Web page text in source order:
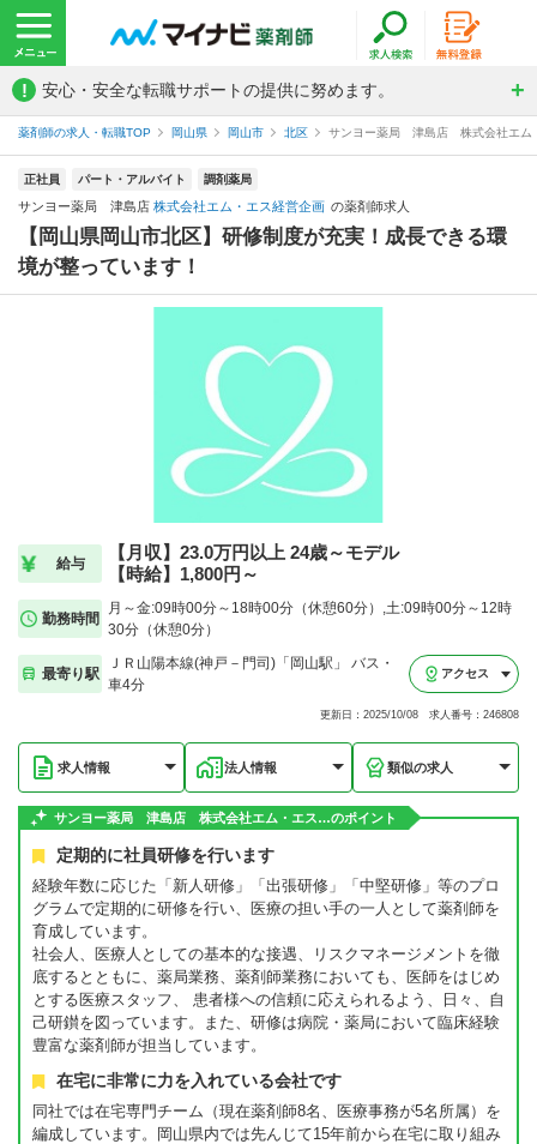
! 安心・安全な転職サポートの提供に努めます。
薬剤師の求人・転職TOP 岡山県 岡山市 北区 サンヨー薬局 津島店 株式会社エム
正社員 パート・アルバイト 調剤薬局
サンヨー薬局 津島店 株式会社エム・エス経営企画 の薬剤師求人
【岡山県岡山市北区】研修制度が充実！成長できる環
境が整っています！
給与
【月収】23.0万円以上 24歳～モデル
【時給】1,800円～
勤務時間
月～金:09時00分～18時00分（休憩60分）,土:09時00分～12時
30分（休憩0分）
最寄り駅
ＪＲ山陽本線(神戸－門司)「岡山駅」 バス・
車4分
アクセス
更新日：2025/10/08 求人番号：246808
求人情報 法人情報 類似の求人
サンヨー薬局 津島店 株式会社エム・エス…のポイント
定期的に社員研修を行います
経験年数に応じた「新人研修」「出張研修」「中堅研修」等のプロ
グラムで定期的に研修を行い、医療の担い手の一人として薬剤師を
育成しています。
社会人、医療人としての基本的な接遇、リスクマネージメントを徹
底するとともに、薬局業務、薬剤師業務においても、医師をはじめ
とする医療スタッフ、 患者様への信頼に応えられるよう、日々、自
己研鑚を図っています。また、研修は病院・薬局において臨床経験
豊富な薬剤師が担当しています。
在宅に非常に力を入れている会社です
同社では在宅専門チーム（現在薬剤師8名、医療事務が5名所属）を
編成しています。岡山県内では先んじて15年前から在宅に取り組み